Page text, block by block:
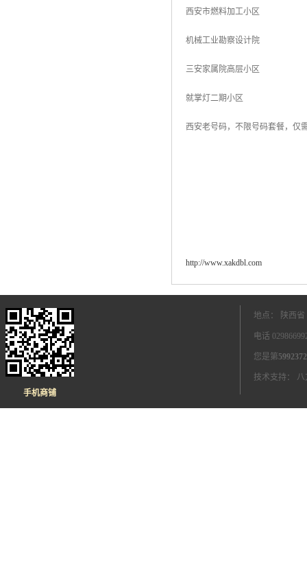
西安市燃料加工小区
机械工业勘察设计院
三安家属院高层小区
就掌灯二期小区
西安老号码，不限号码套餐，仅
http://www.xakdbl.com
手机商铺
地点： 陕西
电话
您是第5992372
技术支持： 八